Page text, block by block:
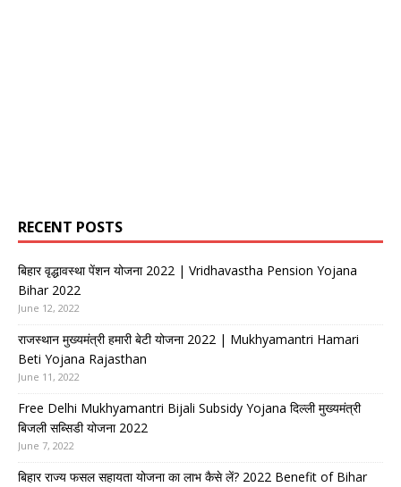
RECENT POSTS
बिहार वृद्धावस्था पेंशन योजना 2022 | Vridhavastha Pension Yojana
Bihar 2022
June 12, 2022
राजस्थान मुख्यमंत्री हमारी बेटी योजना 2022 | Mukhyamantri Hamari
Beti Yojana Rajasthan
June 11, 2022
Free Delhi Mukhyamantri Bijali Subsidy Yojana दिल्ली मुख्यमंत्री
बिजली सब्सिडी योजना 2022
June 7, 2022
बिहार राज्य फसल सहायता योजना का लाभ कैसे लें? 2022 Benefit of Bihar